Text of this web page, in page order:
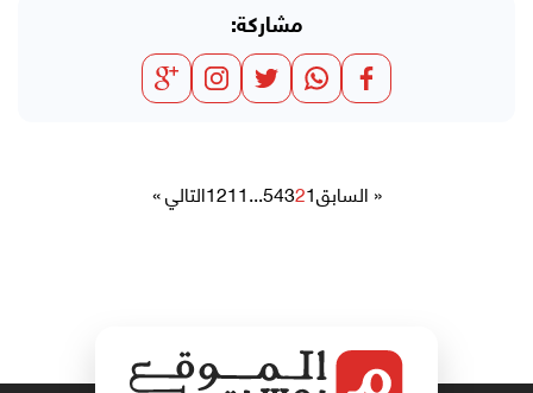
مشاركة:
« السابق1
2
3
4
5
...
11
12التالي »